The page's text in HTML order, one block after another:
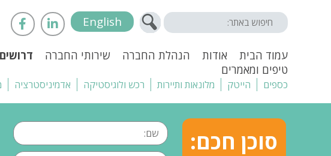
English
עמוד הבית אודות הנהלת החברה שירותי החברה דרושים
טיפים ומאמרים
כספים הייטק מלונאות ותיירות רכש ולוגיסטיקה אדמיניסטרציה
סוכן חכם: